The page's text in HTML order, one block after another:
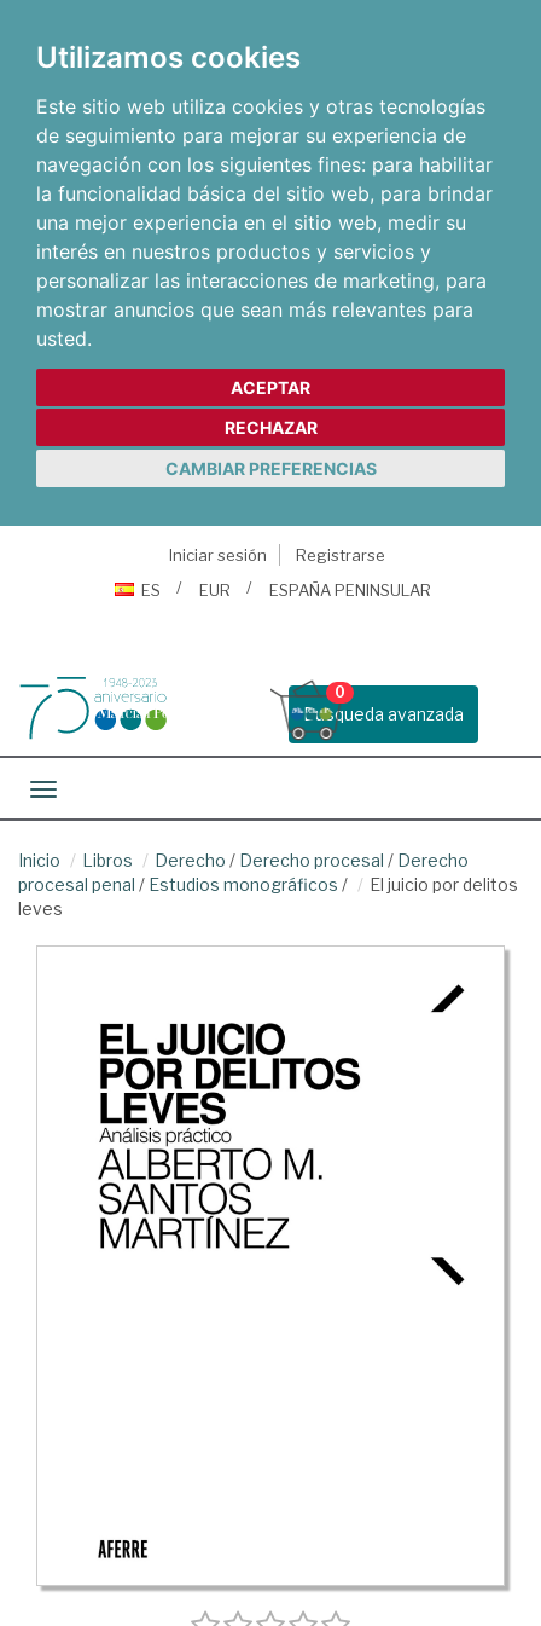
Utilizamos cookies
Este sitio web utiliza cookies y otras tecnologías
de seguimiento para mejorar su experiencia de
navegación con los siguientes fines: para habilitar
la funcionalidad básica del sitio web, para brindar
una mejor experiencia en el sitio web, medir su
interés en nuestros productos y servicios y
personalizar las interacciones de marketing, para
mostrar anuncios que sean más relevantes para
usted.
ACEPTAR
RECHAZAR
CAMBIAR PREFERENCIAS
Iniciar sesión
Registrarse
ES
EUR ESPAÑA PENINSULAR
Busqueda avanzada
0
Toggle navigation
Inicio Libros Derecho / Derecho procesal / Derecho
procesal penal / Estudios monográficos /
El juicio por delitos
leves